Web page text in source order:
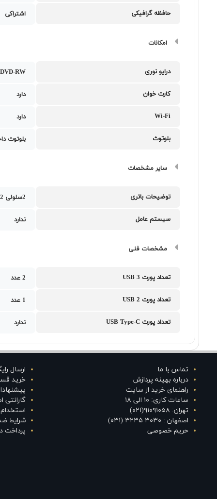
حافظه گرافیکی اشتراکی
امکانات
درایو نوری DVD-RW
کارت خوان دارد
Wi-Fi دارد
بلوتوث بلوتوث
سایر مشخصات
توضیحات باتری 2سلولی 32 وات ساعت
سیستم عامل ندارد
مشخصات فنی
تعداد پورت USB 3 2 عدد
تعداد پورت USB 2 1 عدد
تعداد پورت USB Type-C ندارد
تماس با ما
درباره بهینه پردازش
راهنمای خرید از سایت
ساعات کاری: ۱۰ الی ۱۸
تهران: ۹۱۰۹۱۰۵۸(۰۲۱)
اصفهان : ۳۰۳۰ ۳۲۳۵ (۰۳۱)
حریم خصوصی
ارسال
خرید
شرایط
پرداخت